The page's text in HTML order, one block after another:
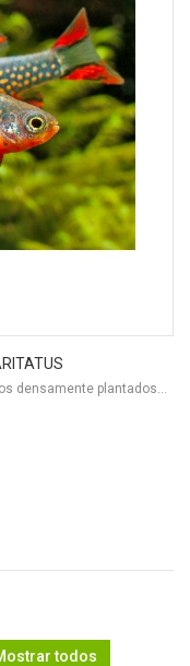
densamente plantados...
todos